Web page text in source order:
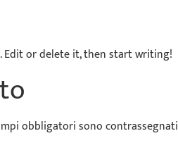
Edit or delete it, then start writing!
obbligatori sono contrassegnati